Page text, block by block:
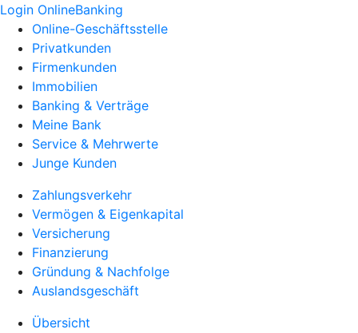
Login OnlineBanking
Online-Geschäftsstelle
Privatkunden
Firmenkunden
Immobilien
Banking & Verträge
Meine Bank
Service & Mehrwerte
Junge Kunden
Zahlungsverkehr
Vermögen & Eigenkapital
Versicherung
Finanzierung
Gründung & Nachfolge
Auslandsgeschäft
Übersicht